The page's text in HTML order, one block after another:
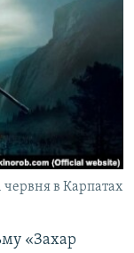
червня в Карпатах
«Захар